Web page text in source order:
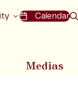
Calendar
Medias